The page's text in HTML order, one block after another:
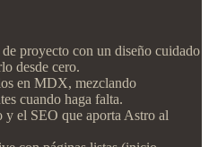
proyecto con un diseño cuidado
desde cero.
en MDX, mezclando
cuando haga falta.
el SEO que aporta Astro al